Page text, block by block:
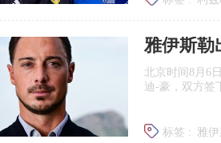
雅伊斯勒
北京时间8月6
迪‑豪，双方
标签 : 雅